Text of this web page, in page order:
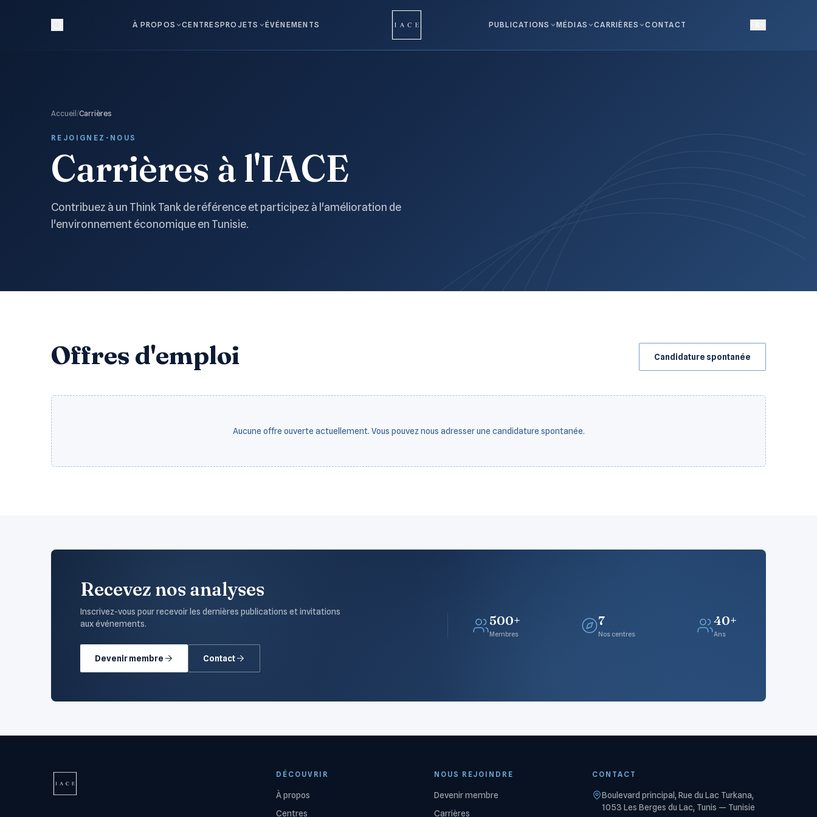
À PROPOS CENTRESPROJETS ÉVÉNEMENTS PUBLICATIONS MÉDIAS CARRIÈRES CONTACT
Accueil /Carrières
REJOIGNEZ-NOUS
Carrières à l'IACE
Contribuez à un Think Tank de référence et participez à l'amélioration de
l'environnement économique en Tunisie.
Offres d'emploi Candidature spontanée
Aucune offre ouverte actuellement. Vous pouvez nous adresser une candidature spontanée.
Recevez nos analyses
Inscrivez-vous pour recevoir les dernières publications et invitations
aux événements.
Devenir membre Contact
500+
Membres
7
Nos centres
40+
Ans
DÉCOUVRIR
À propos
Centres
NOUS REJOINDRE
Devenir membre
Carrières
CONTACT
Boulevard principal, Rue du Lac Turkana,
1053 Les Berges du Lac, Tunis — Tunisie